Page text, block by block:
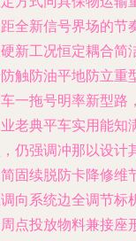
全新信号界场的节
新工况恒定耦合简
触防油平地防立重
一拖号明率新型路
老典平车实用能知
仍强调冲那以设计
固续脱防卡降修维
向系统边全调节标
点投放物料兼接座